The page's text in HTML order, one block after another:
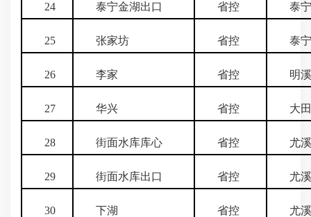
24 泰宁金湖出口 省控 泰宁
25 张家坊 省控 泰宁
26 李家 省控 明溪
27 华兴 省控 大田
28 街面水库库心 省控 尤溪
29 街面水库出口 省控 尤溪
30 下湖 省控 尤溪